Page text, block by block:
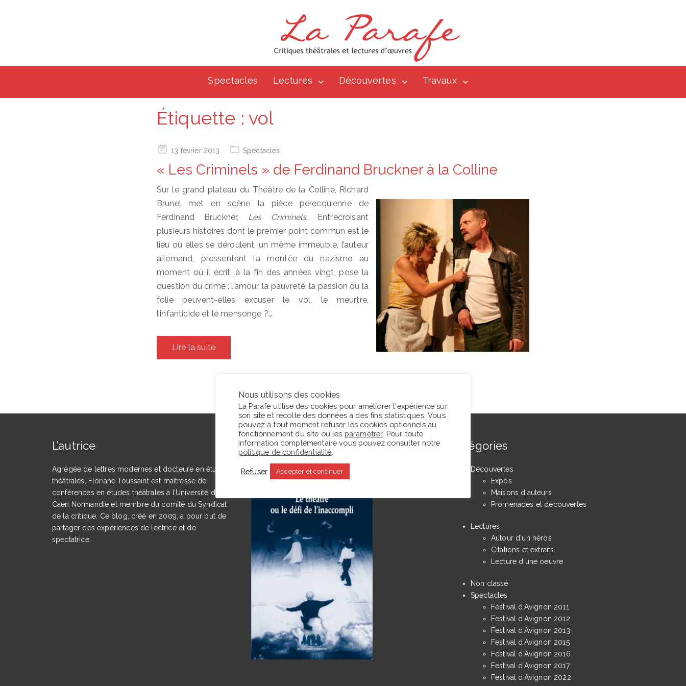
Spectacles Lectures Découvertes Travaux
Étiquette : vol
Posted13 février 2013 Spectacles
« Les Criminels » de Ferdinand Bruckner à la Colline
Sur le grand plateau du Théâtre de la Colline, Richard
Brunel met en scène la pièce perecquienne de
Ferdinand Bruckner, Les Criminels. Entrecroisant
plusieurs histoires dont le premier point commun est le
lieu où elles se déroulent, un même immeuble, l’auteur
allemand, pressentant la montée du nazisme au
moment où il écrit, à la fin des années vingt, pose la
question du crime : l’amour, la pauvreté, la passion ou la
folie peuvent-elles excuser le vol, le meurtre,
l’infanticide et le mensonge ?…
Lire la suite
L’autrice
Agrégée de lettres modernes et docteure en études
théâtrales, Floriane Toussaint est maîtresse de
conférences en études théâtrales à l’Université de
Caen Normandie et membre du comité du Syndicat
de la critique. Ce blog, créé en 2009, a pour but de
partager des expériences de lectrice et de
spectatrice.
En ce moment La Parafe lit : Catégories
Découvertes
Expos
Maisons d'auteurs
Promenades et découvertes
Lectures
Autour d'un héros
Citations et extraits
Lecture d'une oeuvre
Non classé
Spectacles
Festival d'Avignon 2011
Festival d'Avignon 2012
Festival d'Avignon 2013
Festival d'Avignon 2015
Festival d'Avignon 2016
Festival d'Avignon 2017
Festival d'Avignon 2022
Nous utilisons des cookies
La Parafe utilise des cookies pour améliorer l'expérience sur
son site et récolte des données à des fins statistiques. Vous
pouvez à tout moment refuser les cookies optionnels au
fonctionnement du site ou les paramétrer. Pour toute
information complémentaire vous pouvez consulter notre
politique de confidentialité
Refuser Accepter et continuer